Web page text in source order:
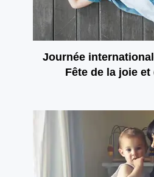
Journée
Fête de la joie et